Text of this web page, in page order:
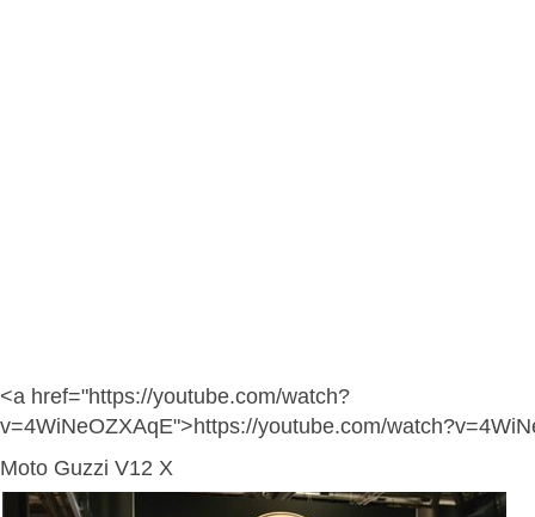
<a href="https://youtube.com/watch?
v=4WiNeOZXAqE">https://youtube.com/
Moto Guzzi V12 X